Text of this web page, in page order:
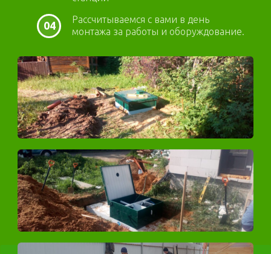
04
Рассчитываемся с вами в день
монтажа за работы и оборуждование.